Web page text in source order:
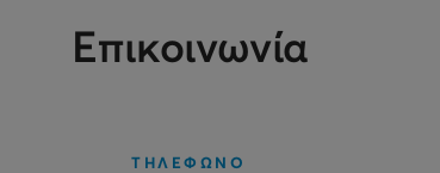
Επικοινωνία
ΤΗΛΕΦΩΝΟ